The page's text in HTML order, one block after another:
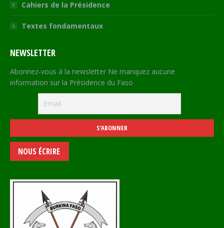
Cahiers de la Présidence
Textes fondamentaux
NEWSLETTER
Abonnez-vous à la newsletter Ne manquez aucune
information sur la Présidence du Faso
NOUS ÉCRIRE